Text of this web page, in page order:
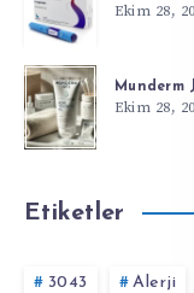
Ekim 28,
Munderm
Ekim 28,
Etiketler
3043 Alerji